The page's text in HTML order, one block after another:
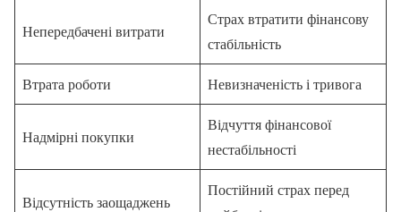
Непередбачені витрати
Страх втратити фінансову
стабільність
Втрата роботи Невизначеність і тривога
Надмірні покупки
Відчуття фінансової
нестабільності
Відсутність заощаджень
Постійний страх перед